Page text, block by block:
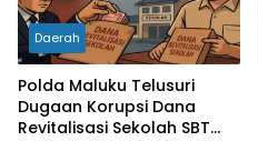
Daerah
Polda Maluku Telusuri
Dugaan Korupsi Dana
Revitalisasi Sekolah SBT